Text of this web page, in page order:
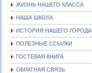
ЖИЗНЬ НАШЕГО КЛАССА
НАША ШКОЛА
ИСТОРИЯ НАШЕГО ГОРОДА
ПОЛЕЗНЫЕ ССЫЛКИ
ГОСТЕВАЯ КНИГА
ОБРАТНАЯ СВЯЗЬ